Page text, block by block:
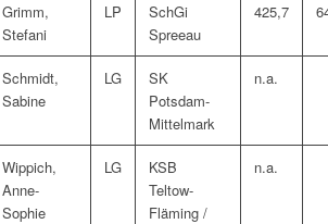
Grimm,
Stefani
LP
SchGi
Spreeau
425,7
Schmidt,
Sabine
LG
SK
Potsdam-
Mittelmark
n.a.
Wippich,
Anne-
Sophie
LG
KSB
Teltow-
Fläming /
n.a.